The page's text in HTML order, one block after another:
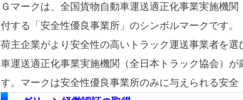
Ｇマークは、全国貨物自動車運送適正化事業実施機
付する「安全性優良事業所」のシンボルマークです。
荷主企業がより安全性の高いトラック運送事業者を
車運送適正化事業実施機関（全日本トラック協会）
す。マークは安全性優良事業所のみに与えられる安全